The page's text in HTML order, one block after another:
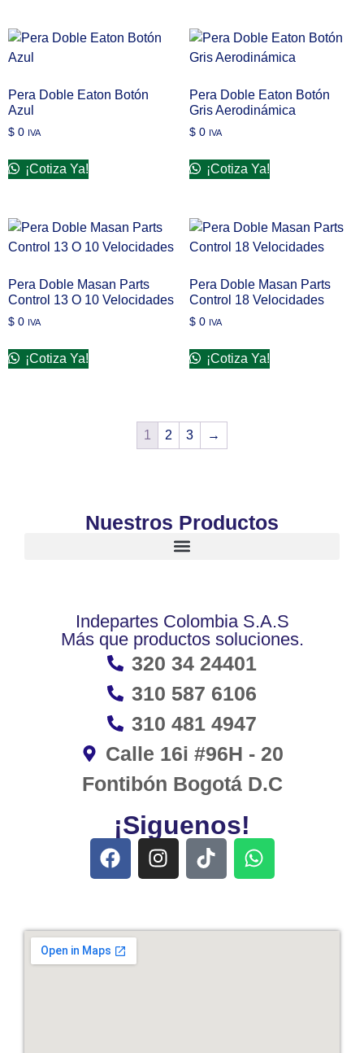
Pera Doble Eaton Botón
Azul
$ 0 IVA
¡Cotiza Ya!
Pera Doble Eaton Botón
Gris Aerodinámica
$0 IVA
¡Cotiza Ya!
Pera Doble Masan Parts
Control 13 O 10 Velocidades
$ 0 IVA
¡Cotiza Ya!
Pera Doble Masan Parts
Control 18 Velocidades
$0 IVA
¡Cotiza Ya!
1 2 3 →
Nuestros Productos
Indepartes Colombia S.A.S
Más que productos soluciones.
320 34 24401
310 587 6106
310 481 4947
Calle 16i #96H - 20
Fontibón Bogotá D.C
¡Siguenos!